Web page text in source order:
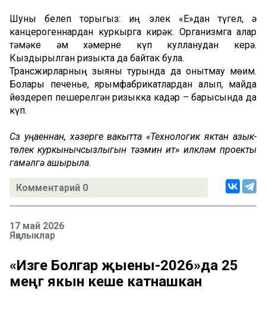
Шуны белеп торыгыз: иң элек «Е»дан түгел, ә
канцерогеннардан куркырга кирәк. Организмга алар
тәмәке һәм хәмерне күп кулланудан керә.
Кыздырылган ризыкта да байтак була.
Трансжирларның зыяны турында да онытмау мөһим.
Болары печенье, ярымфабрикатлардан алып, майда
йөздереп пешерелгән ризыкка кадәр – барысында да
күп.
Сүз уңаеннан, хәзерге вакытта «Технологик яктан азык-
төлек куркынычсызлыгын тәэмин итү» илкүләм проекты
гамәлгә ашырыла.
Комментарий 0
17 май 2026
Яңалыклар
«Изге Болгар җыены-2026»да 25
меңгә якын кеше катнашкан